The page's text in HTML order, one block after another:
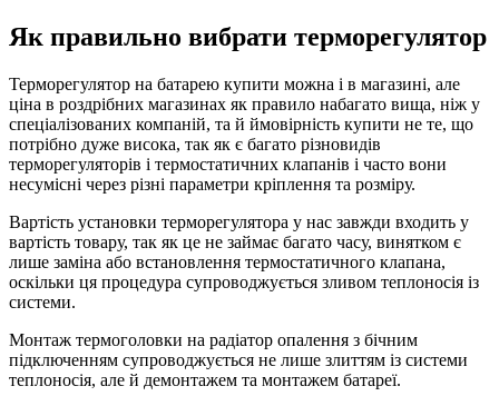
Як правильно вибрати терморегулятор
Терморегулятор на батарею купити можна і в магазині, але
ціна в роздрібних магазинах як правило набагато вища, ніж у
спеціалізованих компаній, та й ймовірність купити не те, що
потрібно дуже висока, так як є багато різновидів
терморегуляторів і термостатичних клапанів і часто вони
несумісні через різні параметри кріплення та розміру.
Вартість установки терморегулятора у нас завжди входить у
вартість товару, так як це не займає багато часу, винятком є ​​
лише заміна або встановлення термостатичного клапана,
оскільки ця процедура супроводжується зливом теплоносія із
системи.
Монтаж термоголовки на радіатор опалення з бічним
підключенням супроводжується не лише злиттям із системи
теплоносія, але й демонтажем та монтажем батареї.